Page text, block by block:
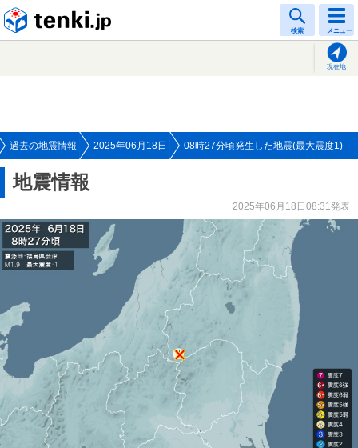
検索 メニュー
現在地
過去の地震情報 2025年06月18日 08時27分頃発生した地震(最大震度1)
地震情報
2025年06月18日08:31発表